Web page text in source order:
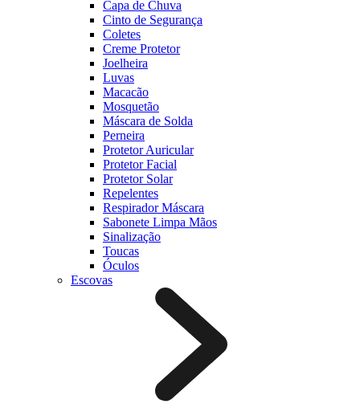
Capa de Chuva
Cinto de Segurança
Coletes
Creme Protetor
Joelheira
Luvas
Macacão
Mosquetão
Máscara de Solda
Perneira
Protetor Auricular
Protetor Facial
Protetor Solar
Repelentes
Respirador Máscara
Sabonete Limpa Mãos
Sinalização
Toucas
Óculos
Escovas